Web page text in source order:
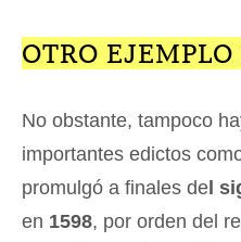
OTRO
No obstante, tampoco
importantes edictos
promulgó a finales del
en 1598, por orden del